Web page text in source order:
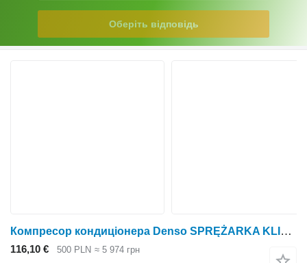
Оберіть відповідь
Компресор кондиціонера Denso SPRĘŻARKA KLIMATYZACJI DENSO 447100-7860 Japan 12V Renalut
116,10 € 500 PLN ≈ 5 974 грн